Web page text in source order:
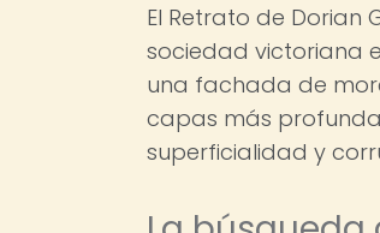
El Retrato de Dorian
sociedad victoriana
una fachada de
capas más
superficialidad y